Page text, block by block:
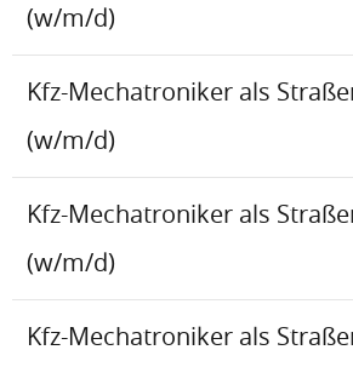
(w/m/d)
Kfz-Mechatroniker als
(w/m/d)
Kfz-Mechatroniker als
(w/m/d)
Kfz-Mechatroniker als